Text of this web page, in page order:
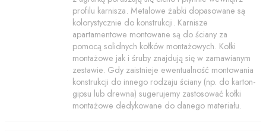
profilu karnisza. Metalowe żabki dopasowane są
kolorystycznie do konstrukcji. Karnisze
apartamentowe montowane są do ściany za
pomocą solidnych kołków montażowych. Kołki
montażowe jak i śruby znajdują się w zamawianym
zestawie. Gdy zaistnieje ewentualność montowania
konstrukcji do innego rodzaju ściany (np. do karton-
gipsu lub drewna) sugerujemy zastosować kołki
montażowe dedykowane do danego materiału.